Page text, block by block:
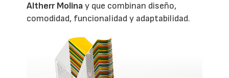
Altherr Molinay que combinan diseño,
comodidad, funcionalidad y adaptabilidad.